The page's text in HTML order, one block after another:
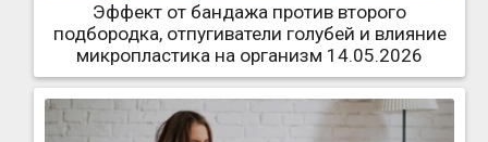
Эффект от бандажа против второго
подбородка, отпугиватели голубей и влияние
микропластика на организм 14.05.2026